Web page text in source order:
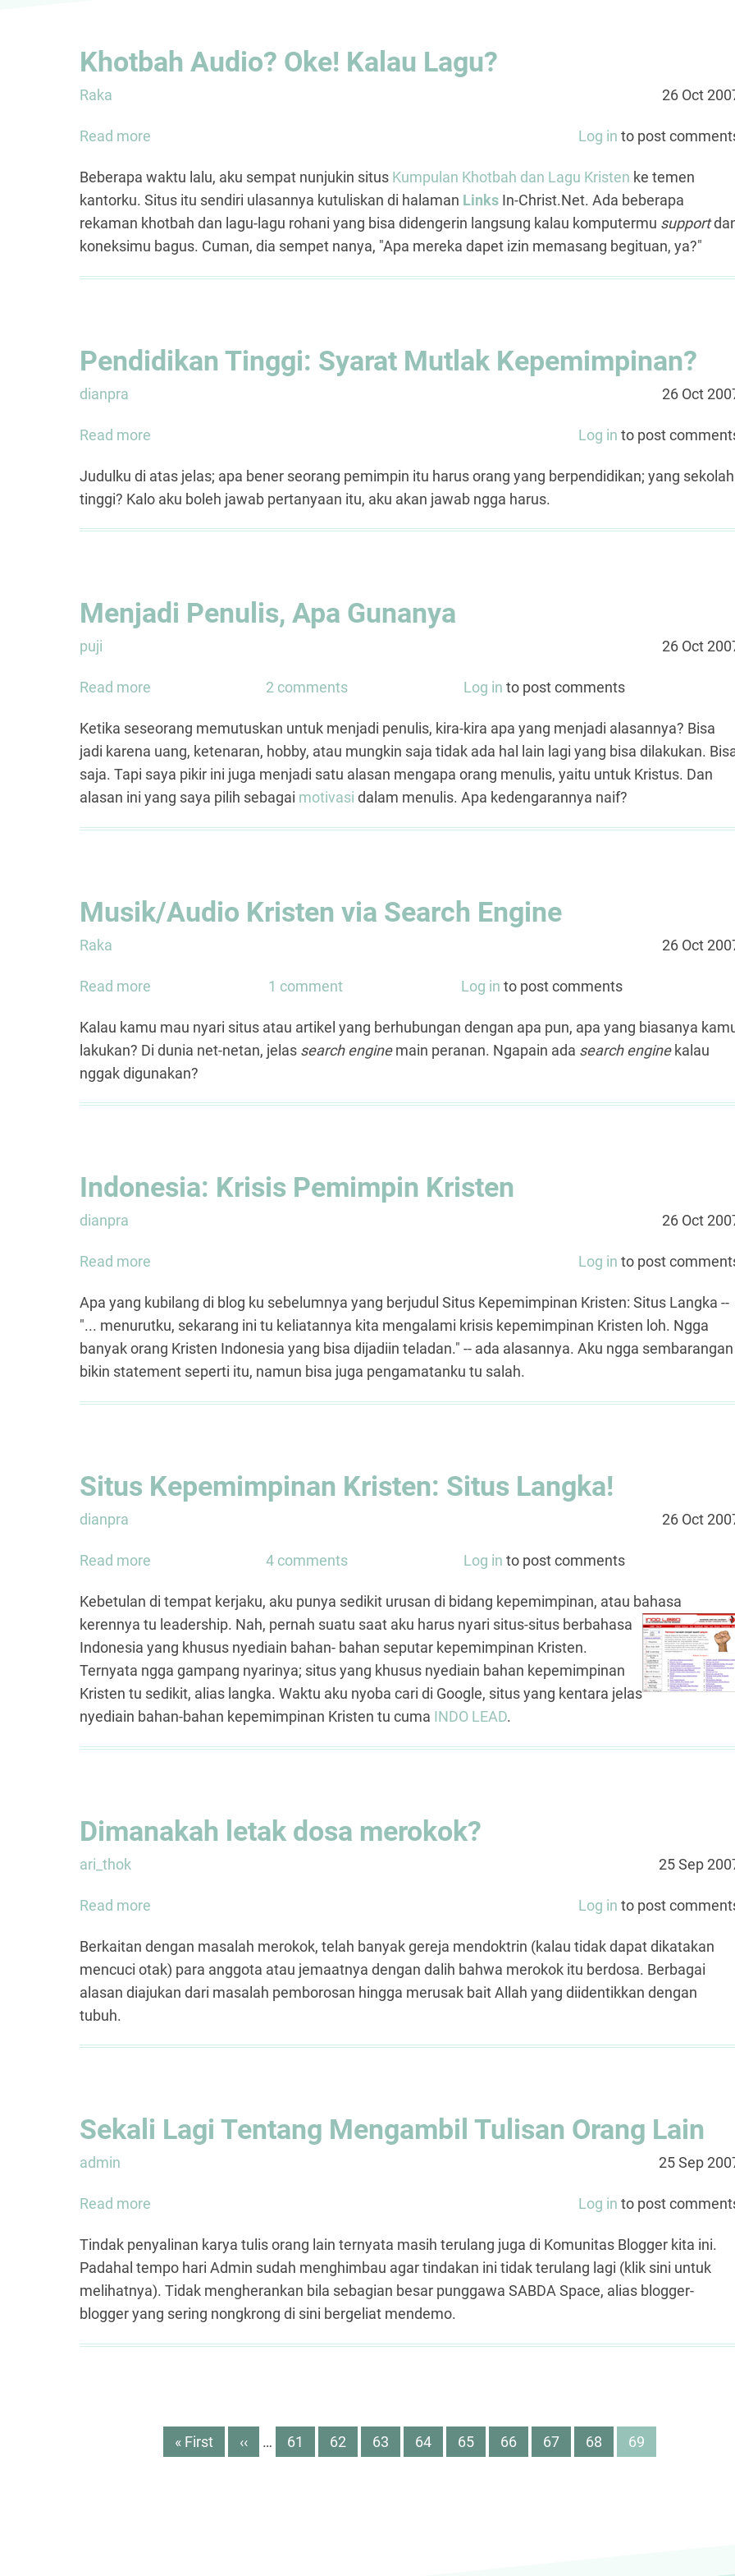
Khotbah Audio? Oke! Kalau Lagu?
Raka 26 Oct
Read more
Audio?
Oke!
Kalau
Lagu?
Log in to post
Beberapa waktu lalu, aku sempat nunjukin situs Kumpulan Khotbah dan Lagu Kristen ke temen
kantorku. Situs itu sendiri ulasannya kutuliskan di halaman Links In-Christ.Net. Ada beberapa
rekaman khotbah dan lagu-lagu rohani yang bisa didengerin langsung kalau komputermu support
koneksimu bagus. Cuman, dia sempet nanya, "Apa mereka dapet izin memasang begituan, ya?"
Pendidikan Tinggi: Syarat Mutlak Kepemimpinan?
dianpra 26 Oct
Read more
Tinggi:
Syarat
Mutlak
Log in to post
Judulku di atas jelas; apa bener seorang pemimpin itu harus orang yang berpendidikan; yang sekolah
tinggi? Kalo aku boleh jawab pertanyaan itu, aku akan jawab ngga harus.
Menjadi Penulis, Apa Gunanya
puji 26 Oct
Read more
Penulis,
Apa
Gunanya
2 comments Log in to post comments
Ketika seseorang memutuskan untuk menjadi penulis, kira-kira apa yang menjadi alasannya? Bisa
jadi karena uang, ketenaran, hobby, atau mungkin saja tidak ada hal lain lagi yang bisa dilakukan.
saja. Tapi saya pikir ini juga menjadi satu alasan mengapa orang menulis, yaitu untuk Kristus. Dan
alasan ini yang saya pilih sebagai motivasi dalam menulis. Apa kedengarannya naif?
Musik/Audio Kristen via Search Engine
Raka 26 Oct
Read more
Kristen
via
Search
Engine
1 comment Log in to post comments
Kalau kamu mau nyari situs atau artikel yang berhubungan dengan apa pun, apa yang biasanya
lakukan? Di dunia net-netan, jelas search enginemain peranan. Ngapain ada search enginekalau
nggak digunakan?
Indonesia: Krisis Pemimpin Kristen
dianpra 26 Oct
Read more
Krisis
Pemimpin
Kristen
Log in to post
Apa yang kubilang di blog ku sebelumnya yang berjudul Situs Kepemimpinan Kristen: Situs Langka --
"... menurutku, sekarang ini tu keliatannya kita mengalami krisis kepemimpinan Kristen loh. Ngga
banyak orang Kristen Indonesia yang bisa dijadiin teladan." -- ada alasannya. Aku ngga sembarangan
bikin statement seperti itu, namun bisa juga pengamatanku tu salah.
Situs Kepemimpinan Kristen: Situs Langka!
dianpra 26 Oct
Read more
Kepemimpinan
Kristen:
Situs
Langka!
4 comments Log in to post comments
Kebetulan di tempat kerjaku, aku punya sedikit urusan di bidang kepemimpinan, atau bahasa
kerennya tu leadership. Nah, pernah suatu saat aku harus nyari situs-situs berbahasa
Indonesia yang khusus nyediain bahan- bahan seputar kepemimpinan Kristen.
Ternyata ngga gampang nyarinya; situs yang khusus nyediain bahan kepemimpinan
Kristen tu sedikit, alias langka. Waktu aku nyoba cari di Google, situs yang kentara jelas
nyediain bahan-bahan kepemimpinan Kristen tu cuma INDO LEAD.
Dimanakah letak dosa merokok?
ari_thok 25 Sep
Read more
letak
dosa
merokok?
Log in to post
Berkaitan dengan masalah merokok, telah banyak gereja mendoktrin (kalau tidak dapat dikatakan
mencuci otak) para anggota atau jemaatnya dengan dalih bahwa merokok itu berdosa. Berbagai
alasan diajukan dari masalah pemborosan hingga merusak bait Allah yang diidentikkan dengan
tubuh.
Sekali Lagi Tentang Mengambil Tulisan Orang Lain
admin 25 Sep
Read more
Lagi
Tentang
Mengambil
Tulisan
Orang
Log in to post
Tindak penyalinan karya tulis orang lain ternyata masih terulang juga di Komunitas Blogger kita ini.
Padahal tempo hari Admin sudah menghimbau agar tindakan ini tidak terulang lagi (klik sini untuk
melihatnya). Tidak mengherankan bila sebagian besar punggawa SABDA Space, alias blogger-
blogger yang sering nongkrong di sini bergeliat mendemo.
Pagination
First
« First
Previous
‹‹ … Page
61 Page
62 Page
63 Page
64 Page
65 Page
66 Page
67 Page
68 Page
69